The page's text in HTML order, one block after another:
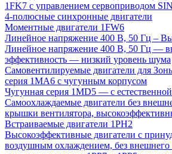
1FK7 с управлением сервоприводом
4-полюсные синхронные двигатели
Моментные двигатели 1FW6
Линейное напряжение 400 В, 50 Гц –
Линейное напряжение 400 В, 50 Гц —
эффективность — низкий уровень шума
Самовентилируемые двигатели для
серия 1MA6 с чугунным корпусом
Чугунная серия 1MD5 — с
Самоохлаждаемые двигатели без
крышки вентилятора,
Встраиваемые двигатели 1PH2
Высокоэффективные двигатели с
воздушным охлаждением, без внешнего